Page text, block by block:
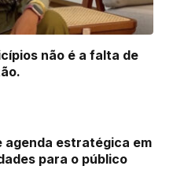
não é a falta de
agenda estratégica em
para o público